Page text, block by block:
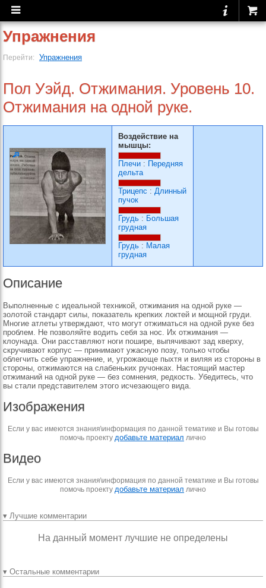
Упражнения
Перейти: Упражнения
Пол Уэйд. Отжимания. Уровень 10.
Отжимания на одной руке.
Воздействие на
мышцы:
Плечи : Передняя
дельта
Трицепс : Длинный
пучок
Грудь : Большая
грудная
Грудь : Малая
грудная
Описание
Выполненные с идеальной техникой, отжимания на одной руке —
золотой стандарт силы, показатель крепких локтей и мощной груди.
Многие атлеты утверждают, что могут отжиматься на одной руке без
проблем. Не позволяйте водить себя за нос. Их отжимания —
клоунада. Они расставляют ноги пошире, выпячивают зад кверху,
скручивают корпус — принимают ужасную позу, только чтобы
облегчить себе упражнение, и, угрожающе пыхтя и виляя из стороны в
стороны, отжимаются на слабеньких ручонках. Настоящий мастер
отжиманий на одной руке — без сомнения, редкость. Убедитесь, что
вы стали представителем этого исчезающего вида.
Изображения
Если у вас имеются знания\информация по данной тематике и Вы готовы
помочь проекту добавьте материал лично
Видео
Если у вас имеются знания\информация по данной тематике и Вы готовы
помочь проекту добавьте материал лично
▾ Лучшие комментарии
На данный момент лучшие не определены
▾ Остальные комментарии